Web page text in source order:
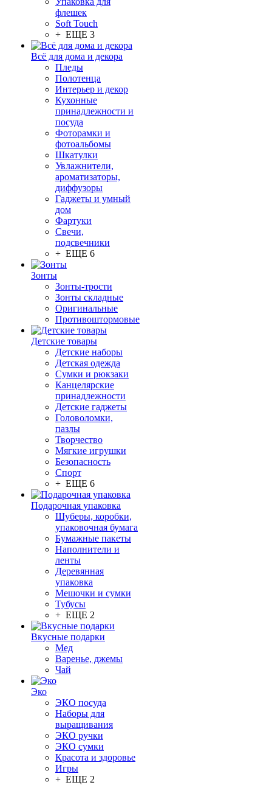
флешек
Soft Touch
+ ЕЩЕ 3
Всё для дома и декора
Пледы
Полотенца
Интерьер и декор
Кухонные
принадлежности и
посуда
Фоторамки и
фотоальбомы
Шкатулки
Увлажнители,
ароматизаторы,
диффузоры
Гаджеты и умный
дом
Фартуки
Свечи,
подсвечники
+ ЕЩЕ 6
Зонты
Зонты-трости
Зонты складные
Оригинальные
Противоштормовые
Детские товары
Детские наборы
Детская одежда
Сумки и рюкзаки
Канцелярские
принадлежности
Детские гаджеты
Головоломки,
пазлы
Творчество
Мягкие игрушки
Безопасность
Спорт
+ ЕЩЕ 6
Подарочная упаковка
Шуберы, коробки,
упаковочная бумага
Бумажные пакеты
Наполнители и
ленты
Деревянная
упаковка
Мешочки и сумки
Тубусы
+ ЕЩЕ 2
Вкусные подарки
Мед
Варенье, джемы
Чай
Эко
ЭКО посуда
Наборы для
выращивания
ЭКО ручки
ЭКО сумки
Красота и здоровье
Игры
+ ЕЩЕ 2